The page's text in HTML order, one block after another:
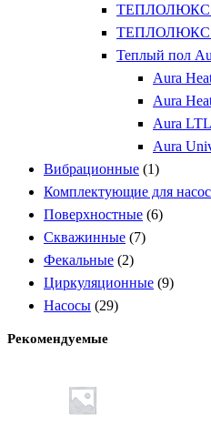
ТЕПЛОЛЮКС
ТЕПЛОЛЮКС
Теплый пол
Aura
Aura
Aura
Aura
Вибрационные (1)
Комплектующие для
Поверхностные (6)
Скважинные (7)
Фекальные (2)
Циркуляционные (9)
Насосы (29)
Рекомендуемые